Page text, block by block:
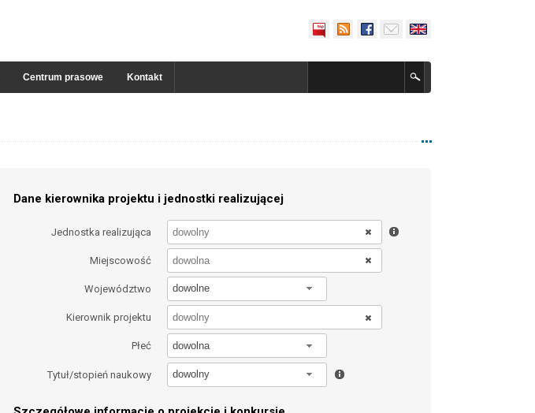
Centrum prasowe Kontakt
Dane kierownika projektu i jednostki realizującej
Jednostka realizująca
Miejscowość
Województwo dowolne
Kierownik projektu
Płeć dowolna
Tytuł/stopień naukowy dowolny